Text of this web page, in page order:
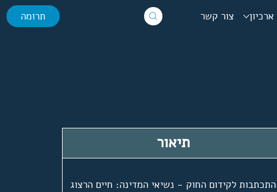
תרומה ארכיון צור קשר
תיאור
התכתבות לקידום החוק - נשיאי המדינה: חיים הרצוג